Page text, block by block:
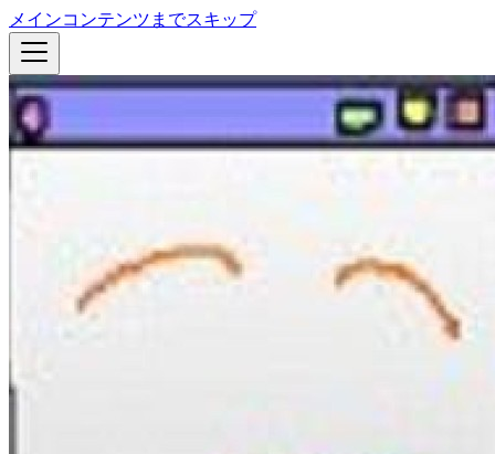
メインコンテンツまでスキップ